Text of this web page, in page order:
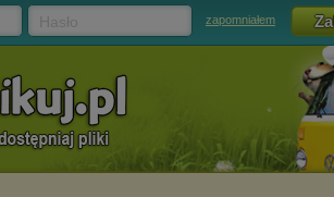
zapomniałem